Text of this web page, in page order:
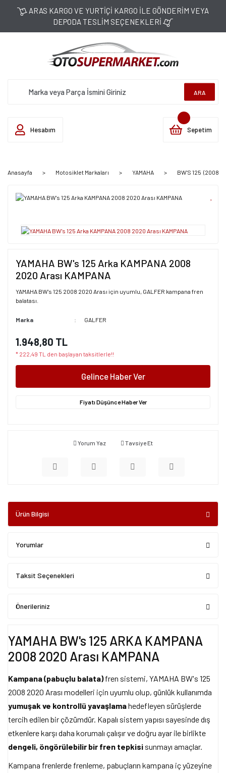
ARAS KARGO VE YURTİÇİ KARGO İLE GÖNDERİM VEYA
DEPODA TESLİM SEÇENEKLERİ
ARA
Hesabım Sepetim
Anasayfa Motosiklet Markaları YAMAHA BW'S 125 (2008-
YAMAHA BW's 125 Arka KAMPANA 2008
2020 Arası KAMPANA
YAMAHA BW's 125 2008 2020 Arası için uyumlu, GALFER kampana fren
balatası.
Marka GALFER
1.948,80 TL
* 222,49 TL den başlayan taksitlerle!!
Gelince Haber Ver
Fiyatı Düşünce Haber Ver
Yorum Yaz Tavsiye Et
Ürün Bilgisi
Yorumlar
Taksit Seçenekleri
Önerileriniz
YAMAHA BW's 125 ARKA KAMPANA
2008 2020 Arası KAMPANA
Kampana (pabuçlu balata)fren sistemi, YAMAHA BW's 125
2008 2020 Arası modelleri için uyumlu olup, günlük kullanımda
yumuşak ve kontrollü yavaşlamahedefleyen sürüşlerde
tercih edilen bir çözümdür. Kapalı sistem yapısı sayesinde dış
etkenlere karşı daha korumalı çalışır ve doğru ayar ile birlikte
dengeli, öngörülebilir bir fren tepkisi sunmayı amaçlar.
Kampana frenlerde frenleme, pabuçların kampana iç yüzeyine